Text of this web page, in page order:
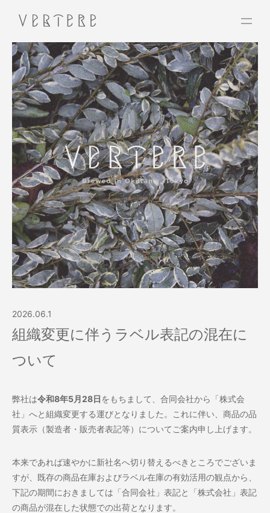
2026.06.1
組織変更に伴うラベル表記の混在に
ついて
弊社は令和8年5月28日をもちまして、合同会社から「株式会
社」へと組織変更する運びとなりました。これに伴い、 商品の品
質表示（製造者・販売者表記等）についてご案内申し上げます。
本来であれば速やかに新社名へ切り替えるべきところでございま
すが、既存の商品在庫およびラベル在庫の有効活用の観点から、
下記の期間におきましては「合同会社」表記と「株式会社」 表記
の商品が混在した状態での出荷となります。